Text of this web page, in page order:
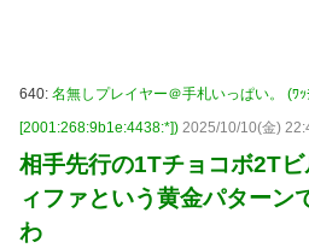
640: 名無しプレイヤー＠手札いっぱい。 (ﾜ
[2001:268:9b1e:4438:*]) 2025/10/10(金)
相手先行の1Tチョコボ2T
ィファという黄金パターン
わ